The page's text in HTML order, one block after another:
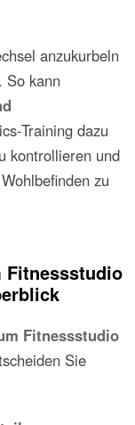
anzukurbeln
So kann
Training dazu
kontrollieren und
zu
Fitnessstudio
Fitnessstudio
Sie